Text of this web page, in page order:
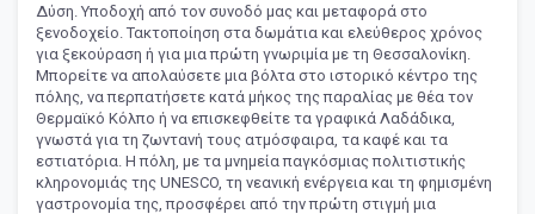
Δύση. Υποδοχή από τον συνοδό μας και μεταφορά στο
ξενοδοχείο. Τακτοποίηση στα δωμάτια και ελεύθερος χρόνος
για ξεκούραση ή για μια πρώτη γνωριμία με τη Θεσσαλονίκη.
Μπορείτε να απολαύσετε μια βόλτα στο ιστορικό κέντρο της
πόλης, να περπατήσετε κατά μήκος της παραλίας με θέα τον
Θερμαϊκό Κόλπο ή να επισκεφθείτε τα γραφικά Λαδάδικα,
γνωστά για τη ζωντανή τους ατμόσφαιρα, τα καφέ και τα
εστιατόρια. Η πόλη, με τα μνημεία παγκόσμιας πολιτιστικής
κληρονομιάς της UNESCO, τη νεανική ενέργεια και τη φημισμένη
γαστρονομία της, προσφέρει από την πρώτη στιγμή μια